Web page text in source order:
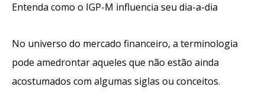
Entenda como o IGP-M influencia seu dia-a-dia
No universo do mercado financeiro, a terminologia
pode amedrontar aqueles que não estão ainda
acostumados com algumas siglas ou conceitos.